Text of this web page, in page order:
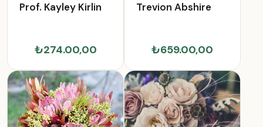
Prof. Kayley Kirlin
₺274.00,00
Trevion Abshire
₺659.00,00